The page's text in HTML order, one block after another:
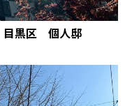
目黒区 個人邸